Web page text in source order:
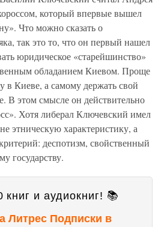
который впервые вышел
Что можно сказать о
так это то, что он первый нашел
юридическое «старейшинство»
обладанием Киевом. Проще
в Киеве, а самому держать свой
В этом смысле он действительно
Хотя либерал Ключевский имел
этническую характеристику, а
деспотизм, свойственный
государству.
и аудиокниг! 📚
Литрес Подписки в